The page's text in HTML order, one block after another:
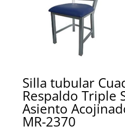
Silla tubular
Respaldo Triple
Asiento
MR-2370